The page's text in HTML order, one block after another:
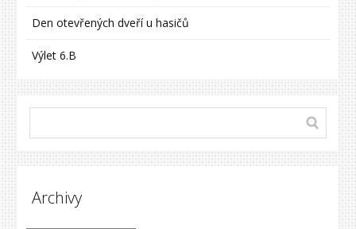
Den otevřených dveří u hasičů
Výlet 6.B
Archivy